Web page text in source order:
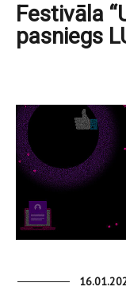
Festivāla
pasniegs